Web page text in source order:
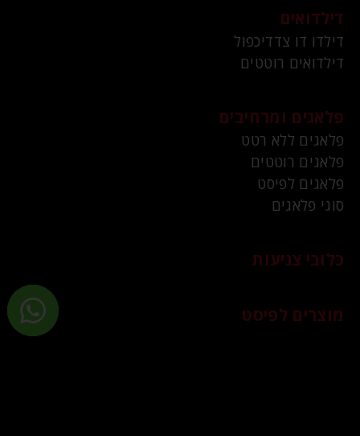
דילדואים
דילדו דו צדדיכפול
דילדואים רוטטים
פלאגים ומרחיבים
פלאגים ללא רטט
פלאגים רוטטים
פלאגים לפיסט
סוגי פלאגים
כלובי צניעות
מוצרים לפיסט